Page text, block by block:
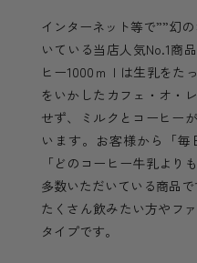
インターネット等で””幻
いている当店人気No.1商
ヒー1000ｍｌは生乳をた
をいかしたカフェ・オ・
せず、ミルクとコーヒー
います。お客様から「毎
「どのコーヒー牛乳より
多数いただいている商品で
たくさん飲みたい方やフ
タイプです。